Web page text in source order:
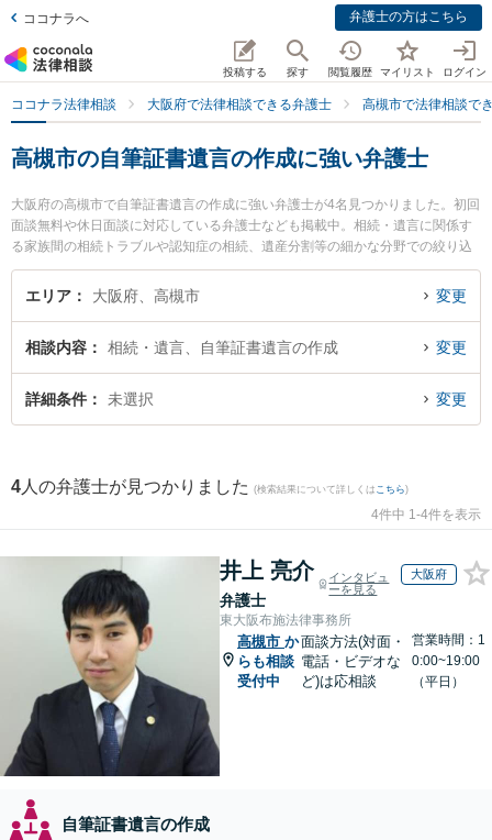
ココナラへ 弁護士の方はこちら
投稿する 探す 閲覧履歴 マイリスト ログイン
ココナラ法律相談 大阪府で法律相談できる弁護士 高槻市で法律相談で
高槻市の自筆証書遺言の作成に強い弁護士
大阪府の高槻市で自筆証書遺言の作成に強い弁護士が4名見つかりました。初回
面談無料や休日面談に対応している弁護士なども掲載中。相続・遺言に関係す
る家族間の相続トラブルや認知症の相続、遺産分割等の細かな分野での絞り込
み検索もでき便利です。特に東京スタートアップ法律事務所 高槻支店の表 剛志
弁護士や高槻法律事務所の濵内 庄永弁護士、しののめ法律事務所の田中 紀子弁
相談したい』『自筆証書遺言の作成のトラブル解決の実績豊富な近くの弁護士
を検索したい』『初回相談無料で自筆証書遺言の作成を法律相談できる高槻市
内の弁護士に相談予約したい』などでお困りの相談者さんにおすすめです。
エリア 大阪府、高槻市 変更
相談内容 相続・遺言、自筆証書遺言の作成 変更
詳細条件 未選択 変更
4 人の弁護士が見つかりました (検索結果について詳しくは こちら)
4件中 1-4件を表示
井上 亮介
弁護士
インタビュ
ーを見る
大阪府
東大阪布施法律事務所
高槻市 か
らも相談
受付中
面談方法(対面・
電話・ビデオな
ど)は応相談
営業時間：1
0:00~19:00
（平日）
自筆証書遺言の作成